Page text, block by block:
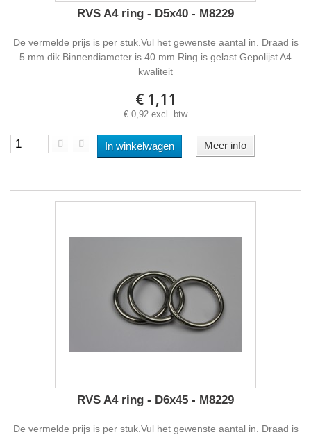
RVS A4 ring - D5x40 - M8229
De vermelde prijs is per stuk.Vul het gewenste aantal in. Draad is
5 mm dik Binnendiameter is 40 mm Ring is gelast Gepolijst A4
kwaliteit
€ 1,11
€ 0,92 excl. btw
In winkelwagen Meer info
RVS A4 ring - D6x45 - M8229
De vermelde prijs is per stuk.Vul het gewenste aantal in. Draad is